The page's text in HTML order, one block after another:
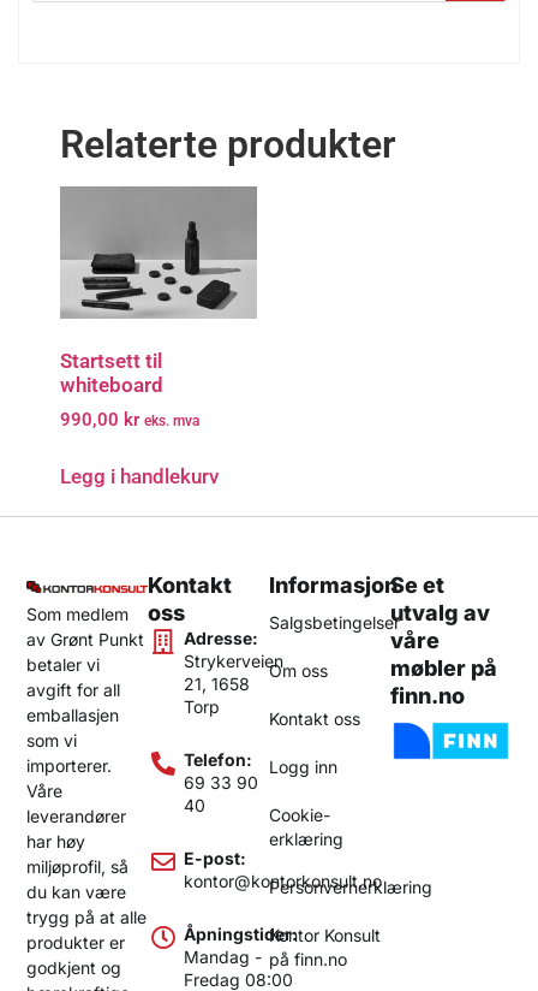
Relaterte produkter
Startsett til
whiteboard
990,00 kr eks. mva
Legg i handlekurv
Som medlem
av Grønt Punkt
betaler vi
avgift for all
emballasjen
som vi
importerer.
Våre
leverandører
har høy
miljøprofil, så
du kan være
trygg på at alle
produkter er
godkjent og
Kontakt
oss
Adresse:
Strykerveien
21, 1658
Torp
Telefon:
69 33 90
40
E-post:
kontor@kontorkonsult.no
Åpningstider:
Mandag -
Fredag 08:00
Informasjon
Salgsbetingelser
Om oss
Kontakt oss
Logg inn
Cookie-
erklæring
Personvernerklæring
Kontor Konsult
på finn.no
Se et
utvalg av
våre
møbler på
finn.no